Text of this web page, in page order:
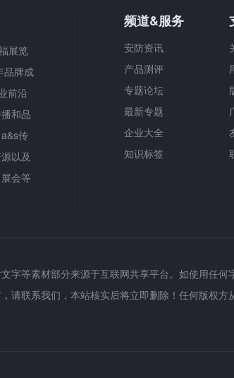
展览
品牌成
前沿
和品
传
以及
会等
频道&服务
安防资讯
产品测评
专题论坛
最新专题
企业大全
知识标签
字等素材部分来源于互联网共享平台。如使用任
请联系我们，本站核实后将立即删除！任何版权